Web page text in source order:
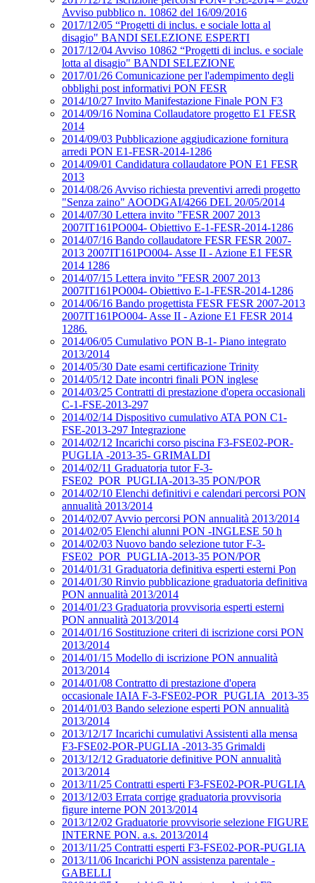
Avviso pubblico n. 10862 del 16/09/2016
2017/12/05 “Progetti di inclus. e sociale lotta al
disagio" BANDI SELEZIONE ESPERTI
2017/12/04 Avviso 10862 “Progetti di inclus. e sociale
lotta al disagio" BANDI SELEZIONE
2017/01/26 Comunicazione per l'adempimento degli
obblighi post informativi PON FESR
2014/10/27 Invito Manifestazione Finale PON F3
2014/09/16 Nomina Collaudatore progetto E1 FESR
2014
2014/09/03 Pubblicazione aggiudicazione fornitura
arredi PON E1-FESR-2014-1286
2014/09/01 Candidatura collaudatore PON E1 FESR
2013
2014/08/26 Avviso richiesta preventivi arredi progetto
"Senza zaino" AOODGAI/4266 DEL 20/05/2014
2014/07/30 Lettera invito ”FESR 2007 2013
2007IT161PO004- Obiettivo E-1-FESR-2014-1286
2014/07/16 Bando collaudatore FESR FESR 2007-
2013 2007IT161PO004- Asse II - Azione E1 FESR
2014 1286
2014/07/15 Lettera invito ”FESR 2007 2013
2007IT161PO004- Obiettivo E-1-FESR-2014-1286
2014/06/16 Bando progettista FESR FESR 2007-2013
2007IT161PO004- Asse II - Azione E1 FESR 2014
1286.
2014/06/05 Cumulativo PON B-1- Piano integrato
2013/2014
2014/05/30 Date esami certificazione Trinity
2014/05/12 Date incontri finali PON inglese
2014/03/25 Contratti di prestazione d'opera occasionali
C-1-FSE-2013-297
2014/02/14 Dispositivo cumulativo ATA PON C1-
FSE-2013-297 Integrazione
2014/02/12 Incarichi corso piscina F3-FSE02-POR-
PUGLIA -2013-35- GRIMALDI
2014/02/11 Graduatoria tutor F-3-
FSE02_POR_PUGLIA-2013-35 PON/POR
2014/02/10 Elenchi definitivi e calendari percorsi PON
annualità 2013/2014
2014/02/07 Avvio percorsi PON annualità 2013/2014
2014/02/05 Elenchi alunni PON -INGLESE 50 h
2014/02/03 Nuovo bando selezione tutor F-3-
FSE02_POR_PUGLIA-2013-35 PON/POR
2014/01/31 Graduatoria definitiva esperti esterni Pon
2014/01/30 Rinvio pubblicazione graduatoria definitiva
PON annualità 2013/2014
2014/01/23 Graduatoria provvisoria esperti esterni
PON annualità 2013/2014
2014/01/16 Sostituzione criteri di iscrizione corsi PON
2013/2014
2014/01/15 Modello di iscrizione PON annualità
2013/2014
2014/01/08 Contratto di prestazione d'opera
occasionale IAIA F-3-FSE02-POR_PUGLIA_2013-35
2014/01/03 Bando selezione esperti PON annualità
2013/2014
2013/12/17 Incarichi cumulativi Assistenti alla mensa
F3-FSE02-POR-PUGLIA -2013-35 Grimaldi
2013/12/12 Graduatorie definitive PON annualità
2013/2014
2013/11/25 Contratti esperti F3-FSE02-POR-PUGLIA
2013/12/03 Errata corrige graduatoria provvisoria
figure interne PON 2013/2014
2013/12/02 Graduatorie provvisorie selezione FIGURE
INTERNE PON. a.s. 2013/2014
2013/11/25 Contratti esperti F3-FSE02-POR-PUGLIA
2013/11/06 Incarichi PON assistenza parentale -
GABELLI